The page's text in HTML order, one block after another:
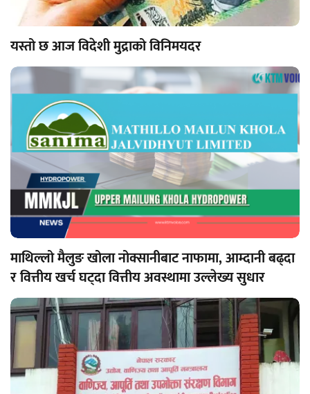
यस्तो छ आज विदेशी मुद्राको विनिमयदर
माथिल्लो मैलुङ खोला नोक्सानीबाट नाफामा, आम्दानी बढ्दा
र वित्तीय खर्च घट्दा वित्तीय अवस्थामा उल्लेख्य सुधार